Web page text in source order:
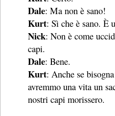
Dale: Ma non è sano!
Kurt: Sì che è sano. È
Nick: Non è come
capi.
Dale: Bene.
Kurt: Anche se
avremmo una vita un
nostri capi morissero.